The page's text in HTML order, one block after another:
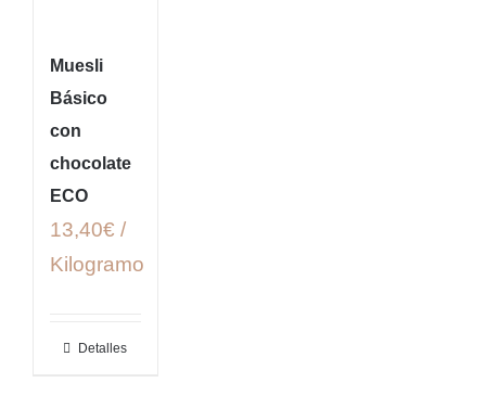
Muesli
Básico
con
chocolate
ECO
13,40€ /
Kilogramo
Detalles